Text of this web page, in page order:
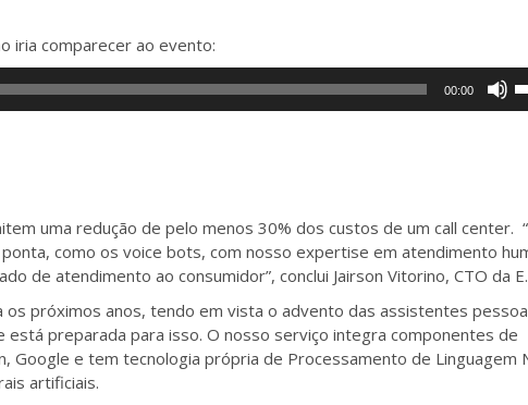
o
iria comparecer ao evento:
00:00
o
uma redução de pelo menos 30% dos custos de um call center.
como os voice bots, com nosso expertise em atendimento
de atendimento ao consumidor”, conclui Jairson Vitorino, CTO da
os próximos anos, tendo em vista o advento das assistentes
está preparada para isso. O nosso serviço integra componentes de
Google e tem tecnologia própria de Processamento de Linguagem
artificiais.